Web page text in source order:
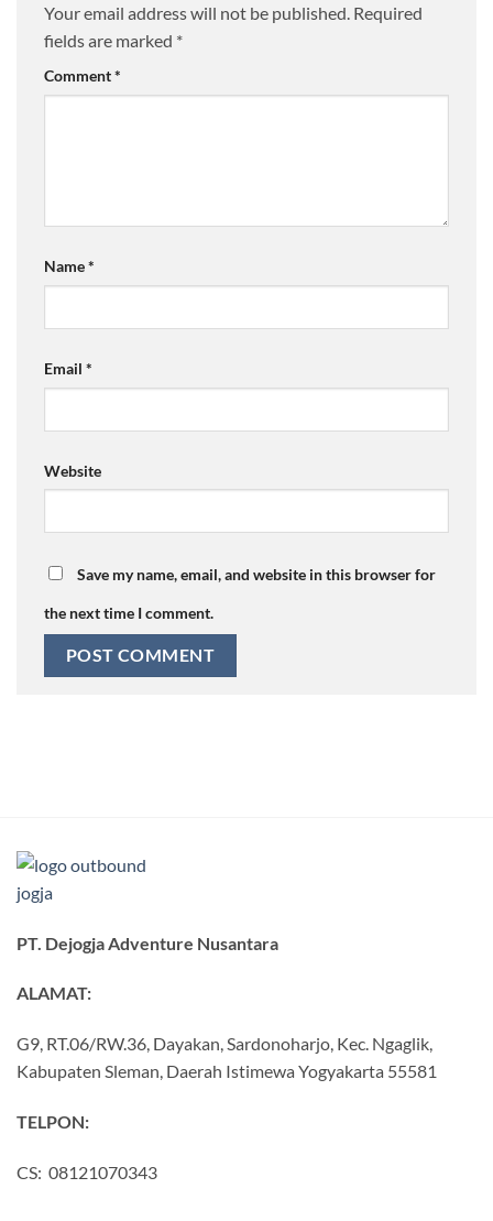
Your email address will not be published. Required
fields are marked *
Comment*
Name*
Email *
Website
Save my name, email, and website in this browser for
the next time I comment.
PT. Dejogja Adventure Nusantara
ALAMAT:
G9, RT.06/RW.36, Dayakan, Sardonoharjo, Kec. Ngaglik,
Kabupaten Sleman, Daerah Istimewa Yogyakarta 55581
TELPON:
CS: 08121070343